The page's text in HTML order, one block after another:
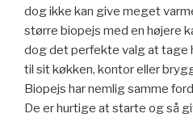
dog ikke kan give meget
større biopejs med en højere
dog det perfekte valg at tage
til sit køkken, kontor eller
Biopejs har nemlig samme
De er hurtige at starte og så